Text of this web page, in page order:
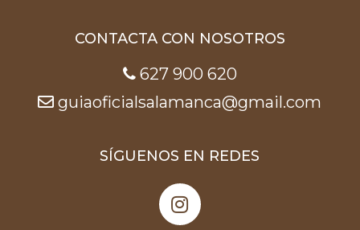
CONTACTA CON NOSOTROS
627 900 620
guiaoficialsalamanca@gmail.com
SÍGUENOS EN REDES